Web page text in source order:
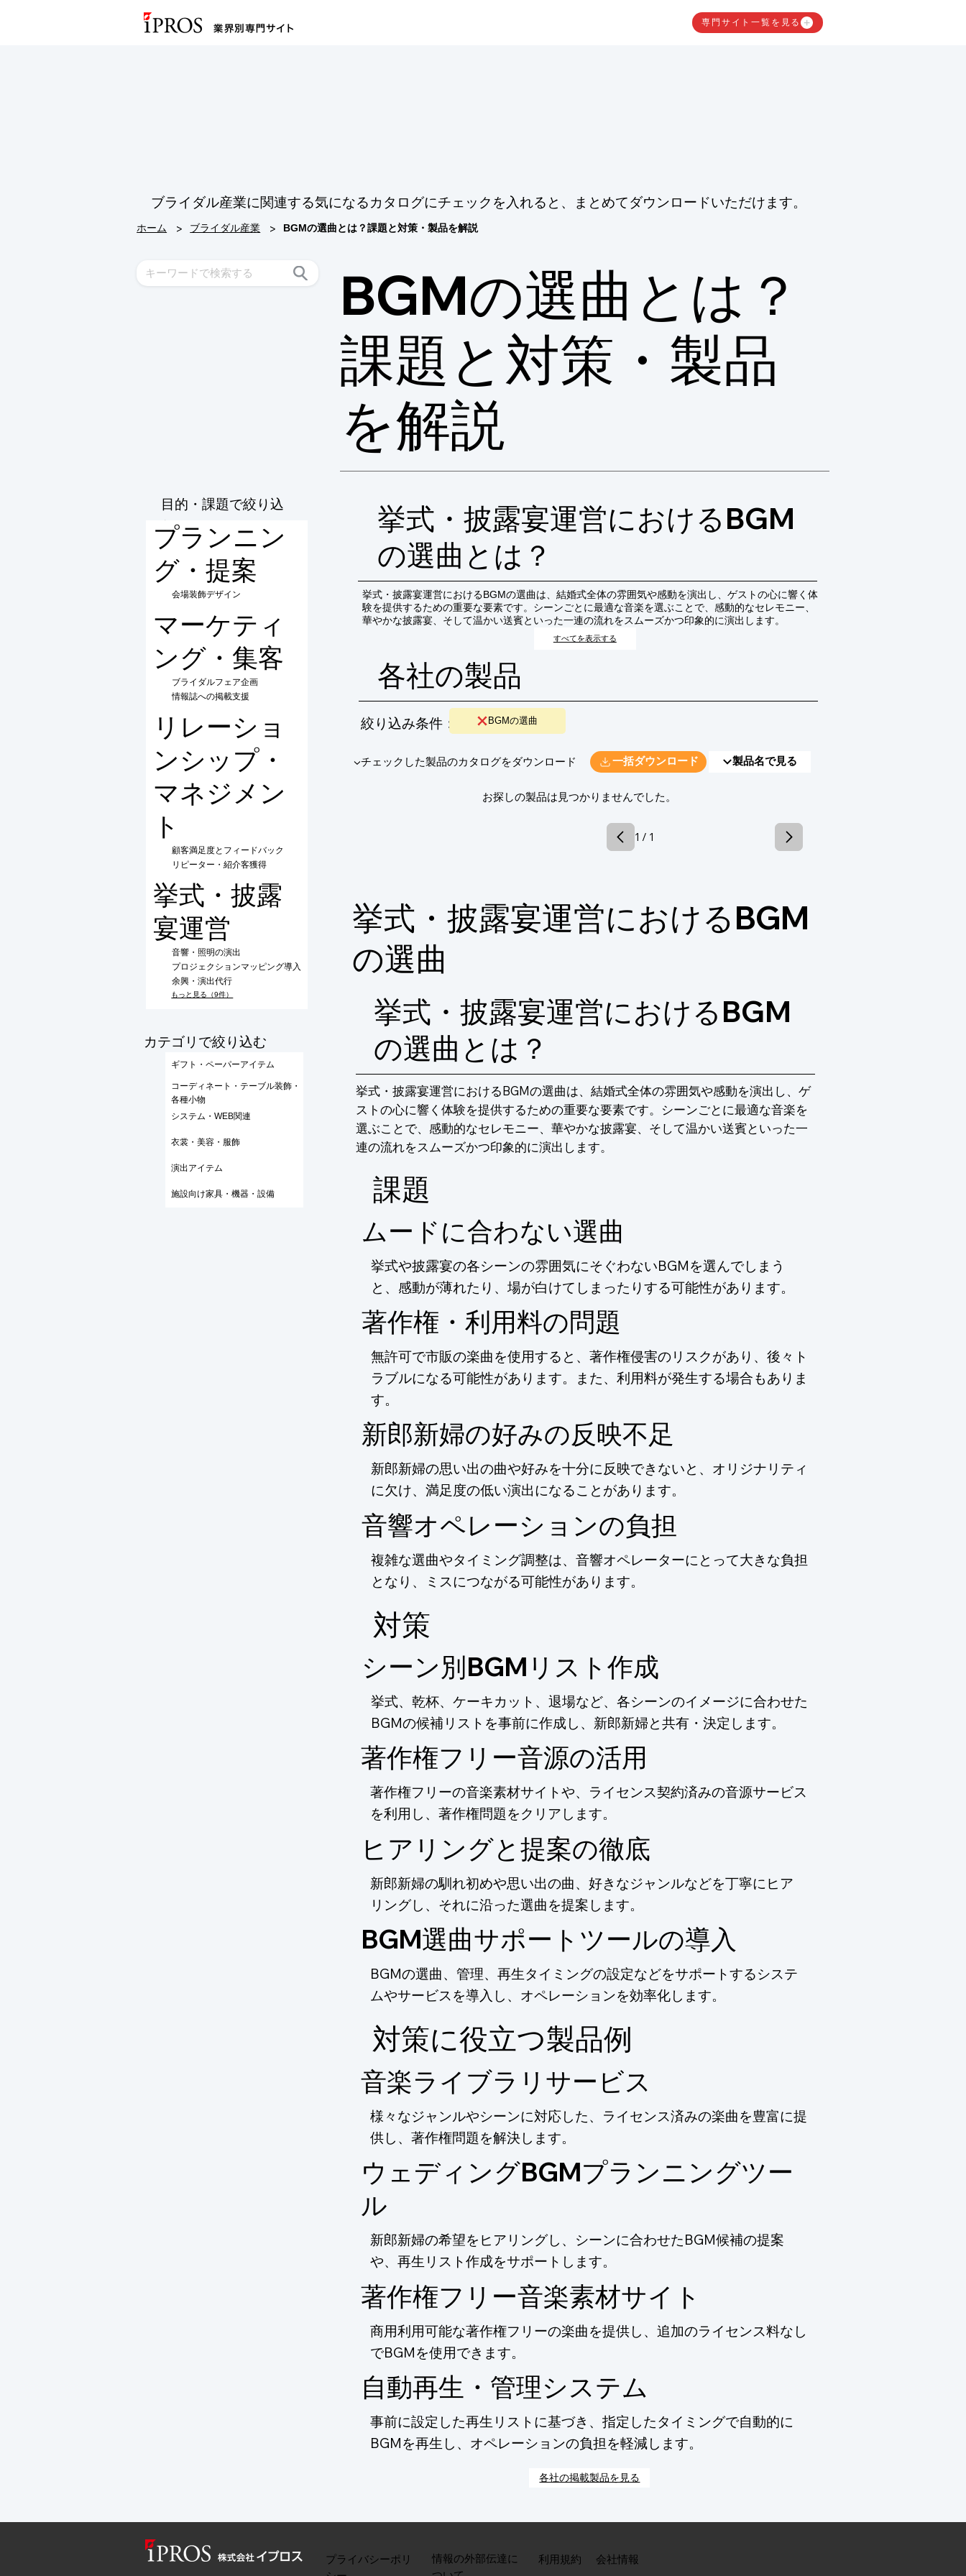
専門サイト一覧を見る
ブライダル産業に関連する気になるカタログにチェックを入れると、まとめてダウンロードいただけます。
ホーム > ブライダル産業 > BGMの選曲とは？課題と対策・製品を解説
BGMの選曲とは？
課題と対策・製品
を解説
目的・課題で絞り込
む
プランニン
グ・提案
会場装飾デザイン
マーケティ
ング・集客
ブライダルフェア企画
情報誌への掲載支援
リレーショ
ンシップ・
マネジメン
ト
顧客満足度とフィードバック
リピーター・紹介客獲得
挙式・披露
宴運営
音響・照明の演出
プロジェクションマッピング導入
余興・演出代行
もっと見る（9件）
​カテゴリで絞り込む
ギフト・ペーパーアイテム
コーディネート・テーブル装飾・
各種小物
システム・WEB関連
衣裳・美容・服飾
演出アイテム
施設向け家具・機器・設備
挙式・披露宴運営におけるBGM
の選曲とは？
挙式・披露宴運営におけるBGMの選曲は、結婚式全体の雰囲気や感動を演出し、ゲストの心に響く体
験を提供するための重要な要素です。シーンごとに最適な音楽を選ぶことで、感動的なセレモニー、
華やかな披露宴、そして温かい送賓といった一連の流れをスムーズかつ印象的に演出します。
すべてを表示する
各社の製品
絞り込み条件： BGMの選曲
​▼チェックした製品のカタログをダウンロード 一括ダウンロード 製品名で見る
​お探しの製品は見つかりませんでした。
1 / 1
挙式・披露宴運営におけるBGM
の選曲
挙式・披露宴運営におけるBGM
の選曲とは？
挙式・披露宴運営におけるBGMの選曲は、結婚式全体の雰囲気や感動を演出し、ゲ
ストの心に響く体験を提供するための重要な要素です。シーンごとに最適な音楽を
選ぶことで、感動的なセレモニー、華やかな披露宴、そして温かい送賓といった一
連の流れをスムーズかつ印象的に演出します。
​課題
ムードに合わない選曲
挙式や披露宴の各シーンの雰囲気にそぐわないBGMを選んでしまう
と、感動が薄れたり、場が白けてしまったりする可能性があります。
著作権・利用料の問題
無許可で市販の楽曲を使用すると、著作権侵害のリスクがあり、後々ト
ラブルになる可能性があります。また、利用料が発生する場合もありま
す。
新郎新婦の好みの反映不足
新郎新婦の思い出の曲や好みを十分に反映できないと、オリジナリティ
に欠け、満足度の低い演出になることがあります。
音響オペレーションの負担
複雑な選曲やタイミング調整は、音響オペレーターにとって大きな負担
となり、ミスにつながる可能性があります。
​対策
シーン別BGMリスト作成
挙式、乾杯、ケーキカット、退場など、各シーンのイメージに合わせた
BGMの候補リストを事前に作成し、新郎新婦と共有・決定します。
著作権フリー音源の活用
著作権フリーの音楽素材サイトや、ライセンス契約済みの音源サービス
を利用し、著作権問題をクリアします。
ヒアリングと提案の徹底
新郎新婦の馴れ初めや思い出の曲、好きなジャンルなどを丁寧にヒア
リングし、それに沿った選曲を提案します。
BGM選曲サポートツールの導入
BGMの選曲、管理、再生タイミングの設定などをサポートするシステ
ムやサービスを導入し、オペレーションを効率化します。
​対策に役立つ製品例
音楽ライブラリサービス
様々なジャンルやシーンに対応した、ライセンス済みの楽曲を豊富に提
供し、著作権問題を解決します。
ウェディングBGMプランニングツー
ル
新郎新婦の希望をヒアリングし、シーンに合わせたBGM候補の提案
や、再生リスト作成をサポートします。
著作権フリー音楽素材サイト
商用利用可能な著作権フリーの楽曲を提供し、追加のライセンス料なし
でBGMを使用できます。
自動再生・管理システム
事前に設定した再生リストに基づき、指定したタイミングで自動的に
BGMを再生し、オペレーションの負担を軽減します。
各社の掲載製品を見る
​プライバシーポリ
​情報の外部伝達に
利用規約 会社情報